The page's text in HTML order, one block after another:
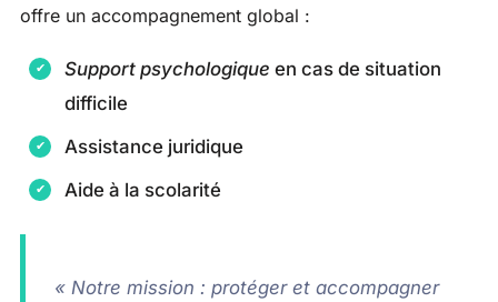
offre un accompagnement global :
Support psychologique en cas de situation
difficile
Assistance juridique
Aide à la scolarité
« Notre mission : protéger et accompagner